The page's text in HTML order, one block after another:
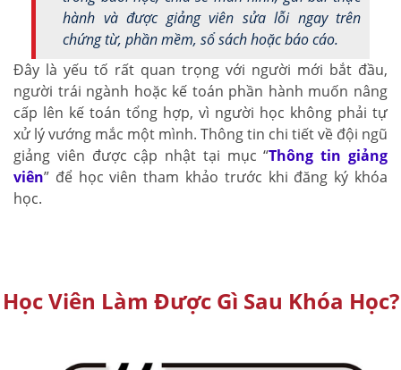
hành và được giảng viên sửa lỗi ngay trên
chứng từ, phần mềm, sổ sách hoặc báo cáo.
Đây là yếu tố rất quan trọng với người mới bắt đầu,
người trái ngành hoặc kế toán phần hành muốn nâng
cấp lên kế toán tổng hợp, vì người học không phải tự
xử lý vướng mắc một mình. Thông tin chi tiết về đội ngũ
giảng viên được cập nhật tại mục “Thông tin giảng
viên” để học viên tham khảo trước khi đăng ký khóa
học.
Học Viên Làm Được Gì Sau Khóa Học?